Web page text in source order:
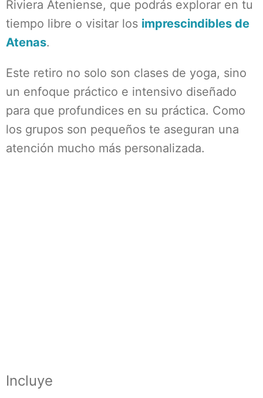
Riviera Ateniense, que podrás explorar en tu
tiempo libre o visitar los imprescindibles de
Atenas.
Este retiro no solo son clases de yoga, sino
un enfoque práctico e intensivo diseñado
para que profundices en su práctica. Como
los grupos son pequeños te aseguran una
atención mucho más personalizada.
Incluye